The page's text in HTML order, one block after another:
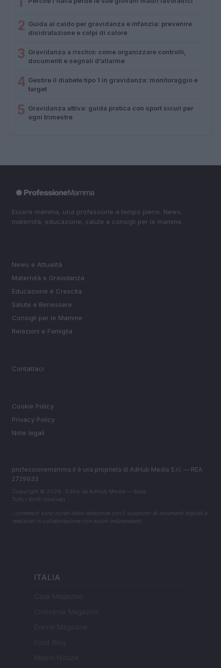
2 Guida al caldo per gravidanza e infanzia: prevenire
disidratazione e colpi di calore
3 Gravidanza a rischio: come organizzare controlli,
documenti e segnali d’allarme
4 Gestire il diabete tipo 1 in gravidanza: monitoraggio e
target
5 Gravidanza attiva: guida pratica con sport sicuri per
ogni trimestre
Essere mamma, una professione a tempo pieno. News,
maternità, educazione, salute e consigli per le mamme.
News e Attualità
Maternità e Gravidanza
Educazione e Crescita
Salute e Benessere
Consigli per le Mamme
Relazioni e Famiglia
Contattaci
Cookie Policy
Privacy Policy
Note legali
professionemamma.it è una proprietà di AdHub Media S.r.l. — REA
2729933
Copyright © 2026 · Edito da AdHub Media — Italia
Tutti i diritti riservati
I contenuti sono curati dalla redazione con il supporto di strumenti digitali e
realizzati in collaborazione con autori indipendenti.
ITALIA
Casa Magazine
Cineverse Magazine
Donne Magazine
Food Blog
Milano Notizie